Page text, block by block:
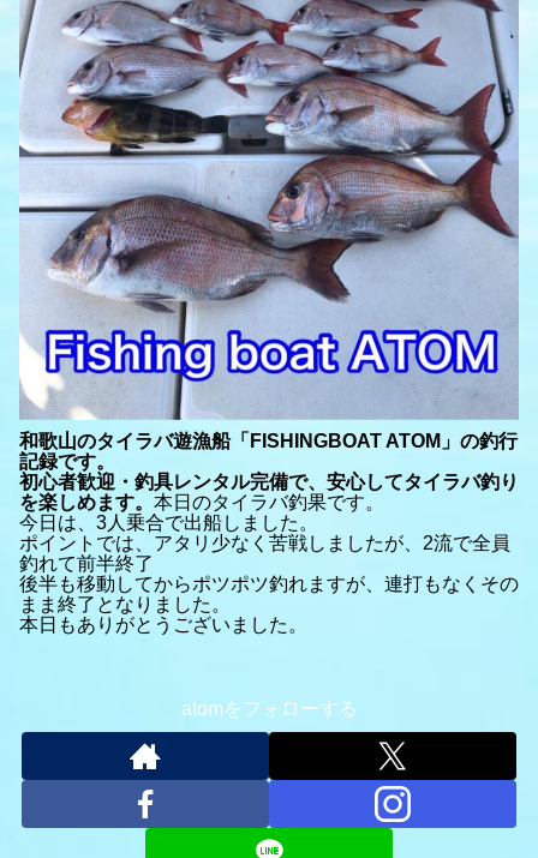
和歌山のタイラバ遊漁船「FISHINGBOAT ATOM」の釣行
記録です。
初心者歓迎・釣具レンタル完備で、安心してタイラバ釣り
を楽しめます。 本日のタイラバ釣果です。
今日は、3人乗合で出船しました。
ポイントでは、アタリ少なく苦戦しましたが、2流で全員
釣れて前半終了
後半も移動してからポツポツ釣れますが、連打もなくその
まま終了となりました。
本日もありがとうございました。
atomをフォローする